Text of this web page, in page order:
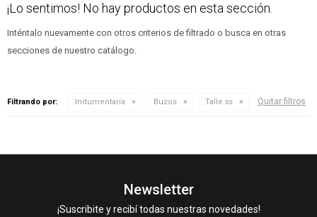
¡Lo sentimos! No hay productos en esta sección.
Inténtalo nuevamente con otros criterios de filtrado o busca en otras
secciones de nuestro catálogo.
Filtrando por: Indumentaria Buzos Talle xs Quitar filtros
Newsletter
¡Suscribite y recibí todas nuestras novedades!